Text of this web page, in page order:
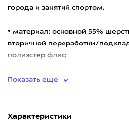
города и занятий спортом.
• материал: основной 55%
вторичной переработки/
полиэстер флис;
Показать еще
Характеристики